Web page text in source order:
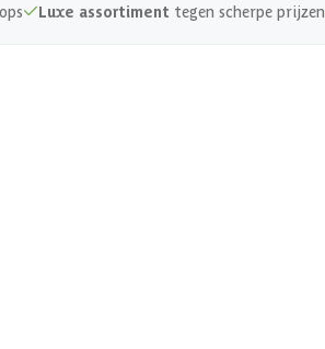
Luxe assortiment tegen scherpe prijzen